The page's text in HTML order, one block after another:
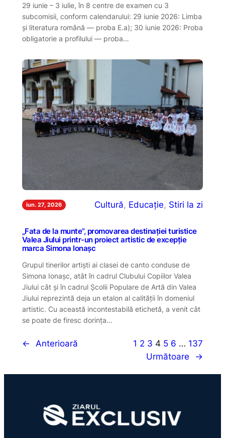
29 iunie – 3 iulie, în 8 centre de examen cu 3
subcomisii, conform calendarului: 29 iunie 2026: Limba
și literatura română — proba E.a); 30 iunie 2026: Proba
obligatorie a profilului — proba…
iun. 27, 2026 Cultură, Educație, Stiri la zi
„Fata de la munte”, promovarea destinației turistice
Valea Jiului printr-un proiect artistic de excepție
marca Simona Ionașc
Grupul tinerilor artiști ai clasei de canto conduse de
Simona Ionașc, atât în cadrul Clubului Copiilor Valea
Jiului cât și în cadrul Școlii Populare de Artă din Valea
Jiului reprezintă deja un etalon al calității în domeniul
artistic. Cu această incontestabilă etichetă, a venit cât
se poate de firesc dorința…
← Anterioară 1 2 3 4 5 6 … 137
Următoare
→